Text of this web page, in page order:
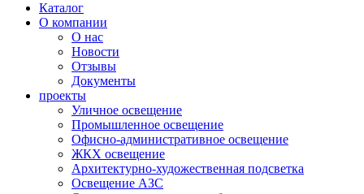
Каталог
О компании
О нас
Новости
Отзывы
Документы
проекты
Уличное освещение
Промышленное освещение
Офисно-административное освещение
ЖКХ освещение
Архитектурно-художественная подсветка
Освещение АЗС